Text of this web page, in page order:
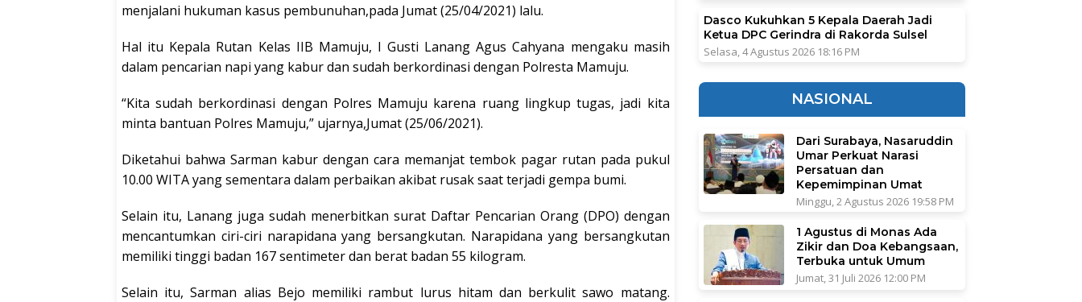
menjalani hukuman kasus pembunuhan,pada Jumat (25/04/2021) lalu.
Hal itu Kepala Rutan Kelas IIB Mamuju, I Gusti Lanang Agus Cahyana mengaku masih
dalam pencarian napi yang kabur dan sudah berkordinasi dengan Polresta Mamuju.
“Kita sudah berkordinasi dengan Polres Mamuju karena ruang lingkup tugas, jadi kita
minta bantuan Polres Mamuju,” ujarnya,Jumat (25/06/2021).
Diketahui bahwa Sarman kabur dengan cara memanjat tembok pagar rutan pada pukul
10.00 WITA yang sementara dalam perbaikan akibat rusak saat terjadi gempa bumi.
Selain itu, Lanang juga sudah menerbitkan surat Daftar Pencarian Orang (DPO) dengan
mencantumkan ciri-ciri narapidana yang bersangkutan. Narapidana yang bersangkutan
memiliki tinggi badan 167 sentimeter dan berat badan 55 kilogram.
Selain itu, Sarman alias Bejo memiliki rambut lurus hitam dan berkulit sawo matang.
Dasco Kukuhkan 5 Kepala Daerah Jadi
Ketua DPC Gerindra di Rakorda Sulsel
Selasa, 4 Agustus 2026 18:16 PM
NASIONAL
Dari Surabaya, Nasaruddin
Umar Perkuat Narasi
Persatuan dan
Kepemimpinan Umat
Minggu, 2 Agustus 2026 19:58 PM
1 Agustus di Monas Ada
Zikir dan Doa Kebangsaan,
Terbuka untuk Umum
Jumat, 31 Juli 2026 12:00 PM